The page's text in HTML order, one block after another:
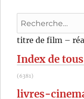
Recherche
pour
titre de film –
Index de
(6381)
livres-